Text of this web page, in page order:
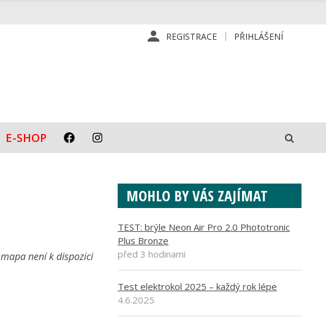
REGISTRACE PŘIHLÁŠENÍ
E-SHOP
mapa není k dispozici
MOHLO BY VÁS ZAJÍMAT
TEST: brýle Neon Air Pro 2.0 Phototronic
Plus Bronze
před 3 hodinami
Test elektrokol 2025 – každý rok lépe
4.6.2025